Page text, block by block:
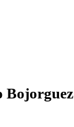
Bojorguez